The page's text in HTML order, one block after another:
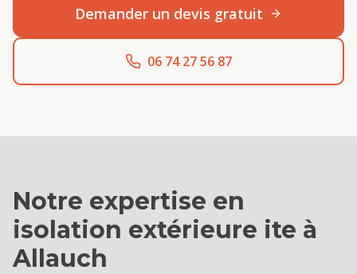
Demander un devis gratuit
06 74 27 56 87
Notre expertise en
isolation extérieure ite à
Allauch